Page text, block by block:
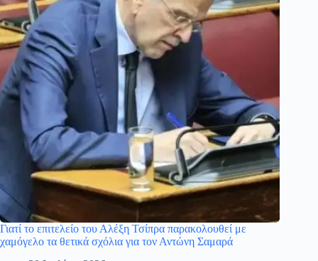
Γιατί το επιτελείο του Αλέξη Τσίπρα παρακολουθεί με
χαμόγελο τα θετικά σχόλια για τον Αντώνη Σαμαρά